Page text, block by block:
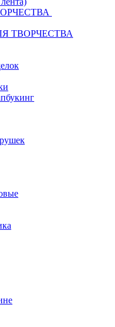
ТВОРЧЕСТВА